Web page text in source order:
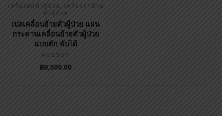
เครื่องยกตัวผู้ป่วย
เครื่องยกย้าย
ตัวผู้ป่วย
เปลเคลื่อนย้ายตัวผู้ป่วย แผ่น
กระดานเคลื่อนย้ายตัวผู้ป่วย
แบบตัก พับได้
AGESUP
฿8,500.00